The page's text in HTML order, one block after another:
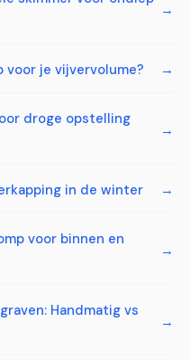
voor je vijvervolume?
droge opstelling
in de winter
voor binnen en
Handmatig vs